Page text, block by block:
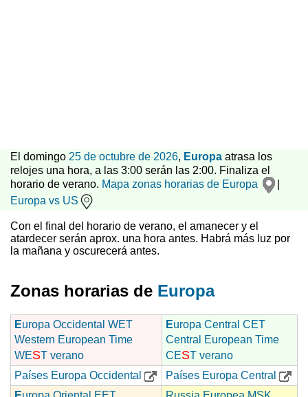
El domingo 25 de octubre de 2026, Europa atrasa los
relojes una hora, a las 3:00 serán las 2:00. Finaliza el
horario de verano. Mapa zonas horarias de Europa
Europa vs US
Con el final del horario de verano, el amanecer y el
atardecer serán aprox. una hora antes. Habrá más luz por
la mañana y oscurecerá antes.
Zonas horarias de Europa
Europa Occidental WET
Western European Time
WEST verano
Europa Central CET
Central European Time
CEST verano
Países Europa Occidental
Países Europa Central